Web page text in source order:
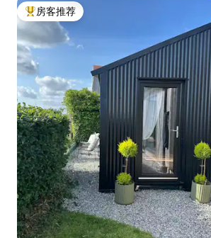
热门「房客推荐」
房客推荐